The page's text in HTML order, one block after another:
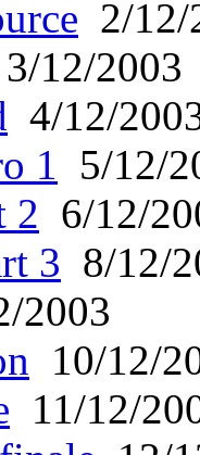
2/12/
3/12/2003
4/12/
1 5/12/
2 6/12/
3 8/12/
2003
10/12/
11/12/